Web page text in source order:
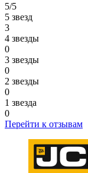
5/5
5 звезд
3
4 звезды
0
3 звезды
0
2 звезды
0
1 звезда
0
Перейти к отзывам